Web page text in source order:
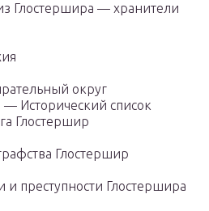
Глостершира — хранители
округ
Исторический список
Глостершир
Глостершир
и преступности Глостершира